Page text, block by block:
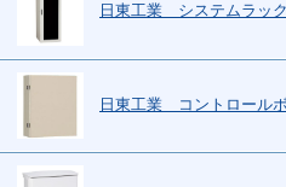
日東工業 システムラッ
日東工業 コントロール